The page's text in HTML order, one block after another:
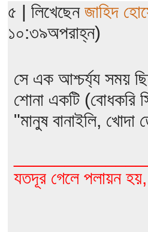
৫ | লিখেছেন জাহিদ
১০:৩৯অপরাহ্ন)
সে এক আশ্চর্য্য সময়
শোনা একটি (বোধকরি
"মানুষ বানাইলি,
যতদূর গেলে পলায়ন